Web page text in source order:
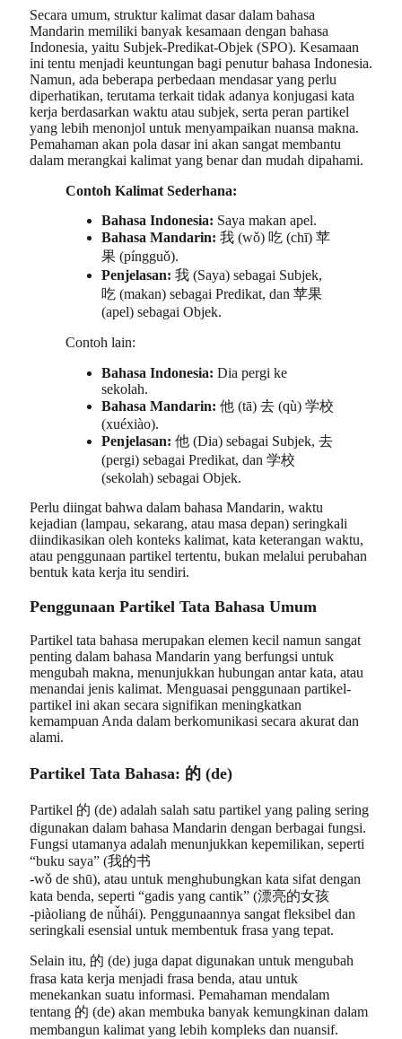
Secara umum, struktur kalimat dasar dalam bahasa
Mandarin memiliki banyak kesamaan dengan bahasa
Indonesia, yaitu Subjek-Predikat-Objek (SPO). Kesamaan
ini tentu menjadi keuntungan bagi penutur bahasa Indonesia.
Namun, ada beberapa perbedaan mendasar yang perlu
diperhatikan, terutama terkait tidak adanya konjugasi kata
kerja berdasarkan waktu atau subjek, serta peran partikel
yang lebih menonjol untuk menyampaikan nuansa makna.
Pemahaman akan pola dasar ini akan sangat membantu
dalam merangkai kalimat yang benar dan mudah dipahami.
Contoh Kalimat Sederhana:
Bahasa Indonesia: Saya makan apel.
Bahasa Mandarin: 我 (wǒ) 吃 (chī) 苹
果 (píngguǒ).
Penjelasan: 我 (Saya) sebagai Subjek,
吃 (makan) sebagai Predikat, dan 苹果
(apel) sebagai Objek.
Contoh lain:
Bahasa Indonesia: Dia pergi ke
sekolah.
Bahasa Mandarin: 他 (tā) 去 (qù) 学校
(xuéxiào).
Penjelasan: 他 (Dia) sebagai Subjek, 去
(pergi) sebagai Predikat, dan 学校
(sekolah) sebagai Objek.
Perlu diingat bahwa dalam bahasa Mandarin, waktu
kejadian (lampau, sekarang, atau masa depan) seringkali
diindikasikan oleh konteks kalimat, kata keterangan waktu,
atau penggunaan partikel tertentu, bukan melalui perubahan
bentuk kata kerja itu sendiri.
Penggunaan Partikel Tata Bahasa Umum
Partikel tata bahasa merupakan elemen kecil namun sangat
penting dalam bahasa Mandarin yang berfungsi untuk
mengubah makna, menunjukkan hubungan antar kata, atau
menandai jenis kalimat. Menguasai penggunaan partikel-
partikel ini akan secara signifikan meningkatkan
kemampuan Anda dalam berkomunikasi secara akurat dan
alami.
Partikel Tata Bahasa: 的 (de)
Partikel 的 (de) adalah salah satu partikel yang paling sering
digunakan dalam bahasa Mandarin dengan berbagai fungsi.
Fungsi utamanya adalah menunjukkan kepemilikan, seperti
“buku saya” (我的书
-wǒ de shū), atau untuk menghubungkan kata sifat dengan
kata benda, seperti “gadis yang cantik” (漂亮的女孩
-piàoliang de nǚhái). Penggunaannya sangat fleksibel dan
seringkali esensial untuk membentuk frasa yang tepat.
Selain itu, 的 (de) juga dapat digunakan untuk mengubah
frasa kata kerja menjadi frasa benda, atau untuk
menekankan suatu informasi. Pemahaman mendalam
tentang 的 (de) akan membuka banyak kemungkinan dalam
membangun kalimat yang lebih kompleks dan nuansif.